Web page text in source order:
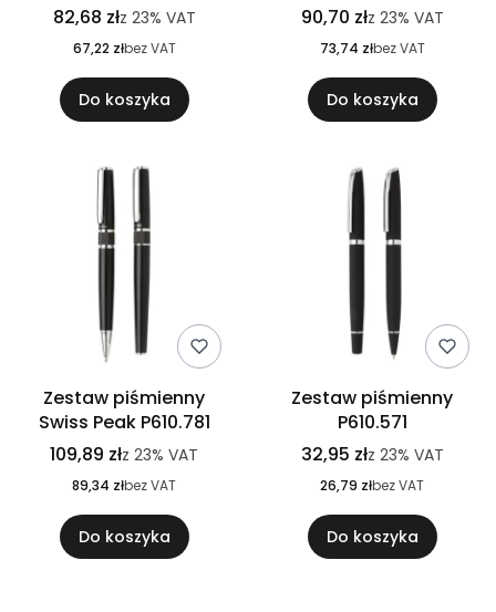
82,68 złz 23% VAT
67,22 złbez VAT
Do koszyka
90,70 złz 23% VAT
73,74 złbez VAT
Do koszyka
Zestaw piśmienny
Swiss Peak P610.781
109,89 złz 23% VAT
89,34 złbez VAT
Do koszyka
Zestaw piśmienny
P610.571
32,95 złz 23% VAT
26,79 złbez VAT
Do koszyka